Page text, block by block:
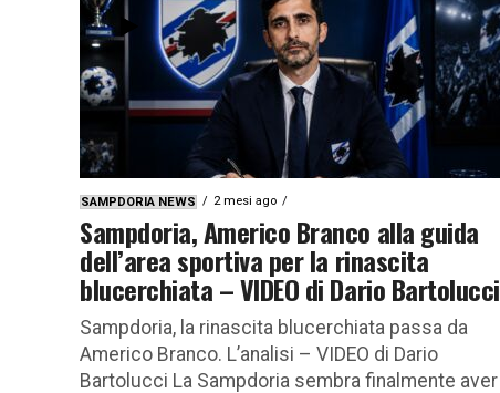
SAMPDORIA NEWS 2 mesi ago
Sampdoria, Americo Branco alla guida
dell’area sportiva per la rinascita
blucerchiata – VIDEO di Dario Bartolucci
Sampdoria, la rinascita blucerchiata passa da
Americo Branco. L’analisi – VIDEO di Dario
Bartolucci La Sampdoria sembra finalmente aver